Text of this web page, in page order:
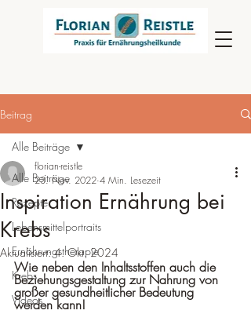
Beitrag
Alle Beiträge
Rezepte
Lebensmittelportraits
Ernährungstherapie
Krebs
Videos
Alle Beiträge
Inspiration Ernährung bei
Krebs
florian-reistle
23. Nov. 2022 4 Min. Lesezeit
Aktualisiert:4. Okt. 2024
Wie neben den Inhaltsstoffen auch die
Beziehungsgestaltung zur Nahrung von
großer gesundheitlicher Bedeutung
werden kann!